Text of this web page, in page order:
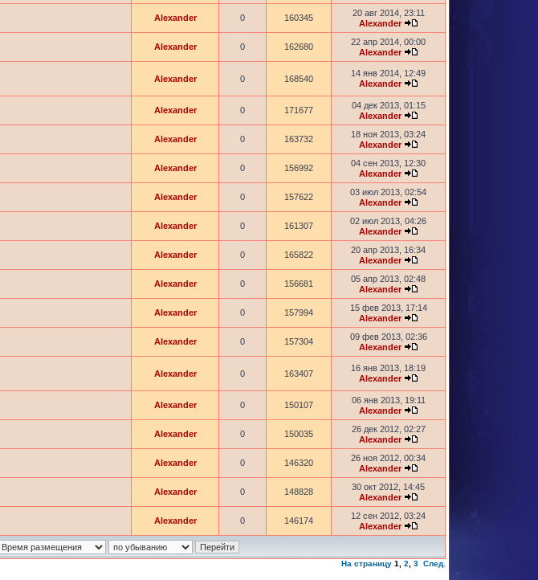
Alexander 0 160345
20 авг 2014, 23:11
Alexander
Alexander 0 162680
22 апр 2014, 00:00
Alexander
Alexander 0 168540
14 янв 2014, 12:49
Alexander
Alexander 0 171677
04 дек 2013, 01:15
Alexander
Alexander 0 163732
18 ноя 2013, 03:24
Alexander
Alexander 0 156992
04 сен 2013, 12:30
Alexander
Alexander 0 157622
03 июл 2013, 02:54
Alexander
Alexander 0 161307
02 июл 2013, 04:26
Alexander
Alexander 0 165822
20 апр 2013, 16:34
Alexander
Alexander 0 156681
05 апр 2013, 02:48
Alexander
Alexander 0 157994
15 фев 2013, 17:14
Alexander
Alexander 0 157304
09 фев 2013, 02:36
Alexander
Alexander 0 163407
16 янв 2013, 18:19
Alexander
Alexander 0 150107
06 янв 2013, 19:11
Alexander
Alexander 0 150035
26 дек 2012, 02:27
Alexander
Alexander 0 146320
26 ноя 2012, 00:34
Alexander
Alexander 0 148828
30 окт 2012, 14:45
Alexander
Alexander 0 146174
12 сен 2012, 03:24
Alexander
На страницу 1 2 3 След.